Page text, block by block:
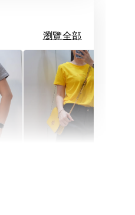
瀏覽全部